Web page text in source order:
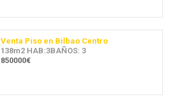
Venta Piso en Bilbao Centro
138m2 HAB:3BAÑOS: 3
850000€